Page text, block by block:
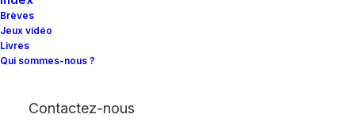
Brèves
Jeux vidéo
Livres
Qui sommes-nous ?
Contactez-nous